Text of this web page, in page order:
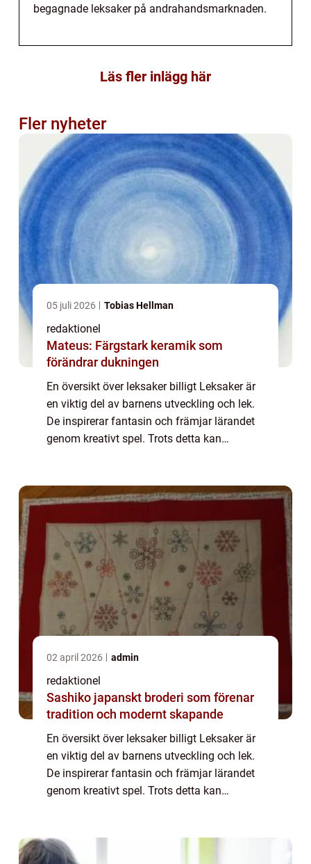
begagnade leksaker på andrahandsmarknaden.
Läs fler inlägg här
Fler nyheter
05 juli 2026 Tobias Hellman
redaktionel
Mateus: Färgstark keramik som
förändrar dukningen
En översikt över leksaker billigt Leksaker är
en viktig del av barnens utveckling och lek.
De inspirerar fantasin och främjar lärandet
genom kreativt spel. Trots detta kan
02 april 2026 admin
redaktionel
Sashiko japanskt broderi som förenar
tradition och modernt skapande
En översikt över leksaker billigt Leksaker är
en viktig del av barnens utveckling och lek.
De inspirerar fantasin och främjar lärandet
genom kreativt spel. Trots detta kan
kommer l...